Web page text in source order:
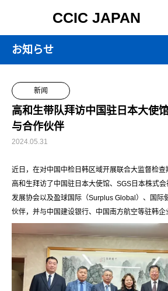
CCIC JAPAN
お知らせ
新闻
高和生带队拜访中国驻日本大使
与合作伙伴
2024.05.31
近日，在对中国中检日韩区域开展联合大监督检
高和生拜访了中国驻日本大使馆、SGS日本株式
发展协会以及盈球国际（Surplus Global）、国际
伙伴，并与中国建设银行、中国南方航空等驻韩企